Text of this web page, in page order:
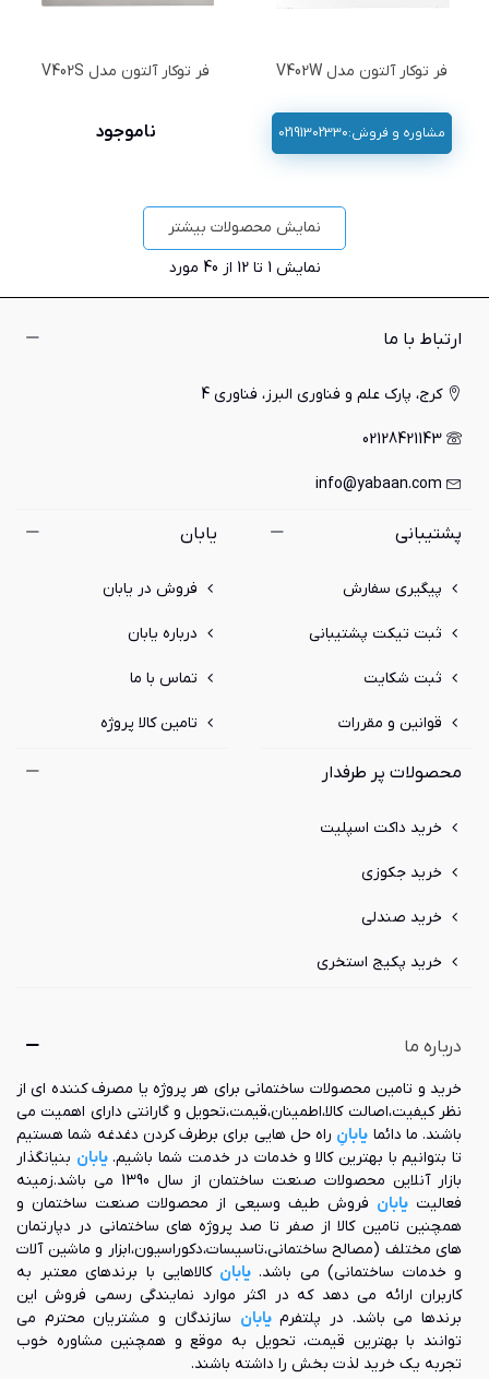
فر توکار آلتون مدل V402W
مشاوره و فروش:02191302330
فر توکار آلتون مدل V402S
ناموجود
نمایش محصولات بیشتر
نمایش 1 تا 12 از 40 مورد
ارتباط با ما
کرج، پارک علم و فناوری البرز، فناوری 4
02128421143
info@yabaan.com
پشتیبانی
پیگیری سفارش
ثبت تیکت پشتیبانی
ثبت شکایت
قوانین و مقررات
یابان
فروش در یابان
درباره یابان
تماس با ما
تامین کالا پروژه
محصولات پر طرفدار
خرید داکت اسپلیت
خرید جکوزی
خرید صندلی
خرید پکیج استخری
درباره ما
خرید و تامین محصولات ساختمانی برای هر پروژه یا مصرف کننده ای از
نظر کیفیت،اصالت کالا،اطمینان،قیمت،تحویل و گارانتی دارای اهمیت می
باشند. ما دائما یابانِ راه حل هایی برای برطرف کردن دغدغه شما هستیم
تا بتوانیم با بهترین کالا و خدمات در خدمت شما باشیم.یابان بنیانگذار
بازار آنلاین محصولات صنعت ساختمان از سال 1390 می باشد.زمینه
فعالیتیابان فروش طیف وسیعی از محصولات صنعت ساختمان و
همچنین تامین کالا از صفر تا صد پروژه های ساختمانی در دپارتمان
های مختلف (مصالح ساختمانی،تاسیسات،دکوراسیون،ابزار و ماشین آلات
و خدمات ساختمانی) می باشد.یابان کالاهایی با برندهای معتبر به
کاربران ارائه می دهد که در اکثر موارد نمایندگی رسمی فروش این
برندها می باشد. در پلتفرمیابان سازندگان و مشتریان محترم می
توانند با بهترین قیمت، تحویل به موقع و همچنین مشاوره خوب
تجربه یک خرید لذت بخش را داشته باشند.